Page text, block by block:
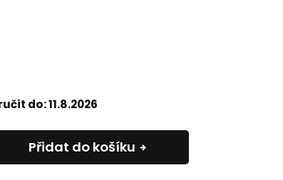
do:11.8.2026
Přidat do košíku